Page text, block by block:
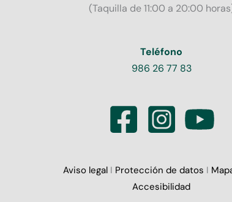
(Taquilla de 11:00 a 20:00
Teléfono
986 26 77 83
Aviso legal I Protección de datos I
Accesibilidad